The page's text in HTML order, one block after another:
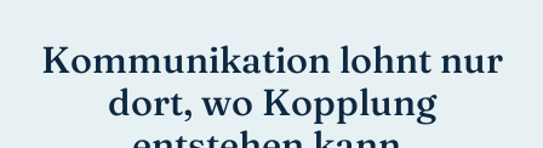
Kommunikation lohnt nur
dort, wo Kopplung